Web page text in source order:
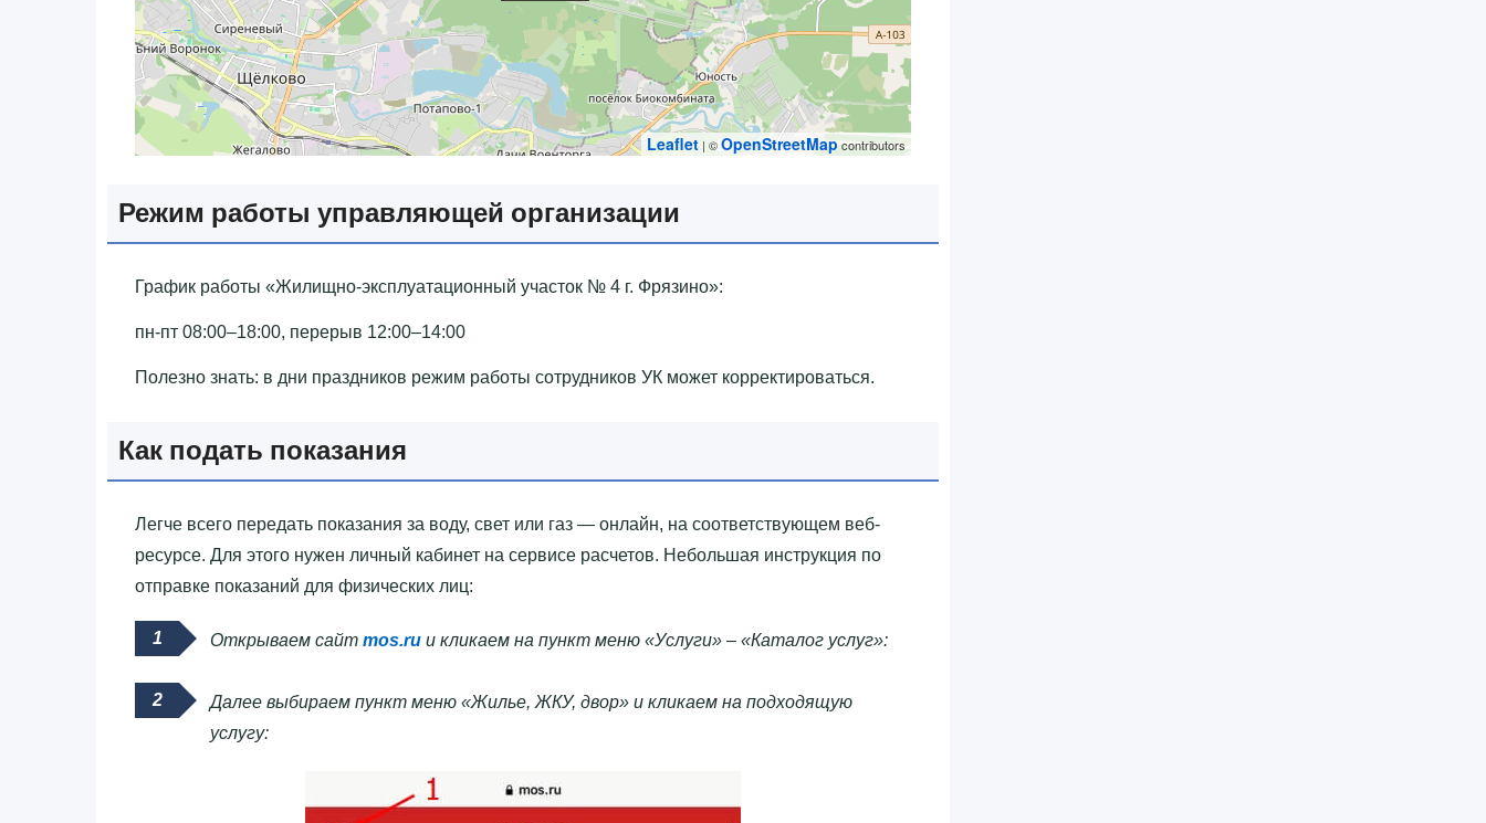
Leaflet | ©OpenStreetMap contributors
Режим работы управляющей организации
График работы «‎Жилищно-эксплуатационный участок № 4 г. Фрязино»‎:
пн-пт 08:00–18:00, перерыв 12:00–14:00
Полезно знать: в дни праздников режим работы сотрудников УК может корректироваться.
Как подать показания
Легче всего передать показания за воду, свет или газ — онлайн, на соответствующем веб-
ресурсе. Для этого нужен личный кабинет на сервисе расчетов. Небольшая инструкция по
отправке показаний для физических лиц:
Открываем сайт mos.ru и кликаем на пункт меню «Услуги» – «Каталог услуг»:
Далее выбираем пункт меню «Жилье, ЖКУ, двор» и кликаем на подходящую
услугу: